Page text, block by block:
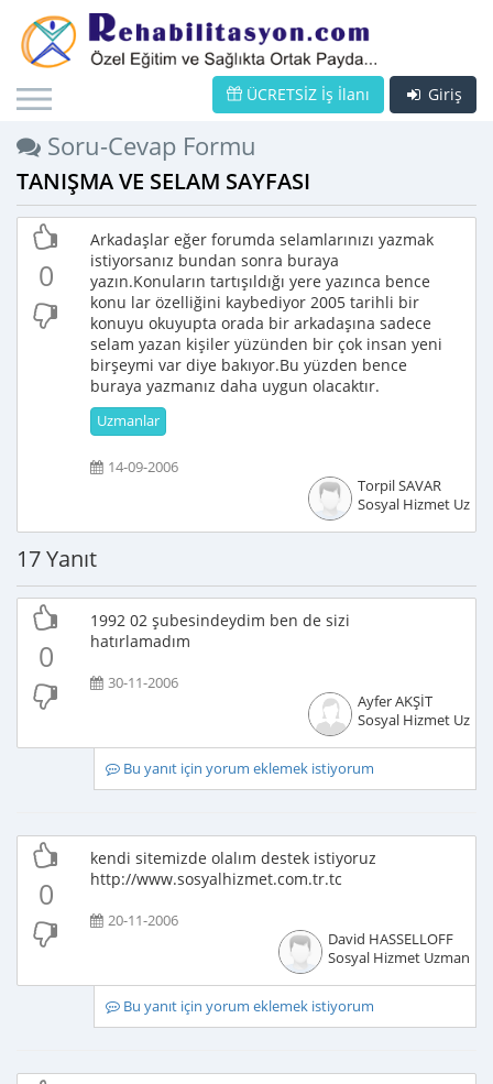
Giriş
ÜCRETSİZ İş İlanı
Soru-Cevap Formu
TANIŞMA VE SELAM SAYFASI
0
Arkadaşlar eğer forumda selamlarınızı yazmak
istiyorsanız bundan sonra buraya
yazın.Konuların tartışıldığı yere yazınca bence
konu lar özelliğini kaybediyor 2005 tarihli bir
konuyu okuyupta orada bir arkadaşına sadece
selam yazan kişiler yüzünden bir çok insan yeni
birşeymi var diye bakıyor.Bu yüzden bence
buraya yazmanız daha uygun olacaktır.
Uzmanlar
14-09-2006
Torpil SAVAR
Sosyal Hizmet
17 Yanıt
0
1992 02 şubesindeydim ben de sizi
hatırlamadım
30-11-2006
Ayfer AKŞİT
Sosyal Hizmet
Bu yanıt için yorum eklemek istiyorum
0
kendi sitemizde olalım destek istiyoruz
http://www.sosyalhizmet.com.tr.tc
20-11-2006
David HASSELLOFF
Sosyal Hizmet Uzmanı
Bu yanıt için yorum eklemek istiyorum